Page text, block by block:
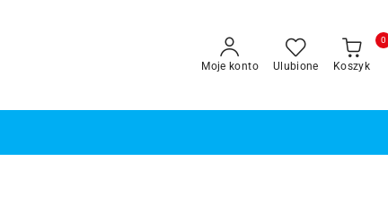
Moje konto Ulubione Koszyk
0